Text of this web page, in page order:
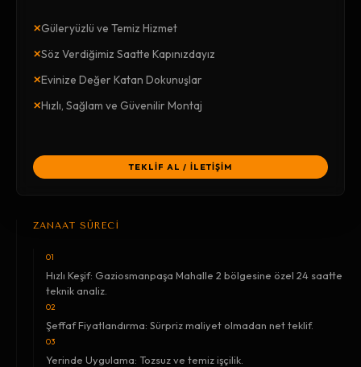
×Güleryüzlü ve Temiz Hizmet
×Söz Verdiğimiz Saatte Kapınızdayız
×Evinize Değer Katan Dokunuşlar
×Hızlı, Sağlam ve Güvenilir Montaj
TEKLİF AL / İLETİŞİM
ZANAAT SÜRECİ
01
Hızlı Keşif: Gaziosmanpaşa Mahalle 2 bölgesine özel 24 saatte
teknik analiz.
02
Şeffaf Fiyatlandırma: Sürpriz maliyet olmadan net teklif.
03
Yerinde Uygulama: Tozsuz ve temiz işçilik.